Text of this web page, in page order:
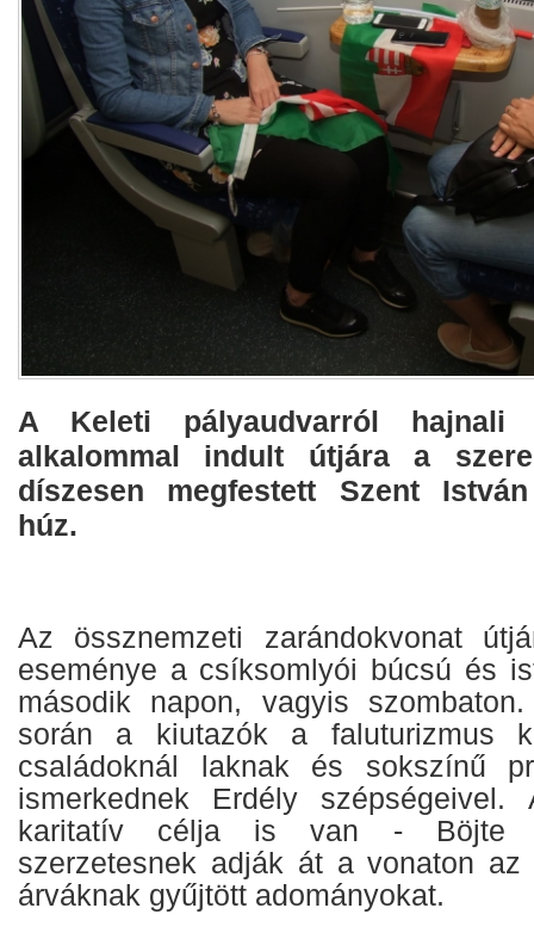
A Keleti pályaudvarról
alkalommal indult útjára a
díszesen megfestett Szent
húz.
Az össznemzeti zarándokvonat
eseménye a csíksomlyói búcsú és
második napon, vagyis
során a kiutazók a faluturizmus
családoknál laknak és sokszínű
ismerkednek Erdély szépségeivel.
karitatív célja is van - Böjte
szerzetesnek adják át a vonaton
árváknak gyűjtött adományokat.